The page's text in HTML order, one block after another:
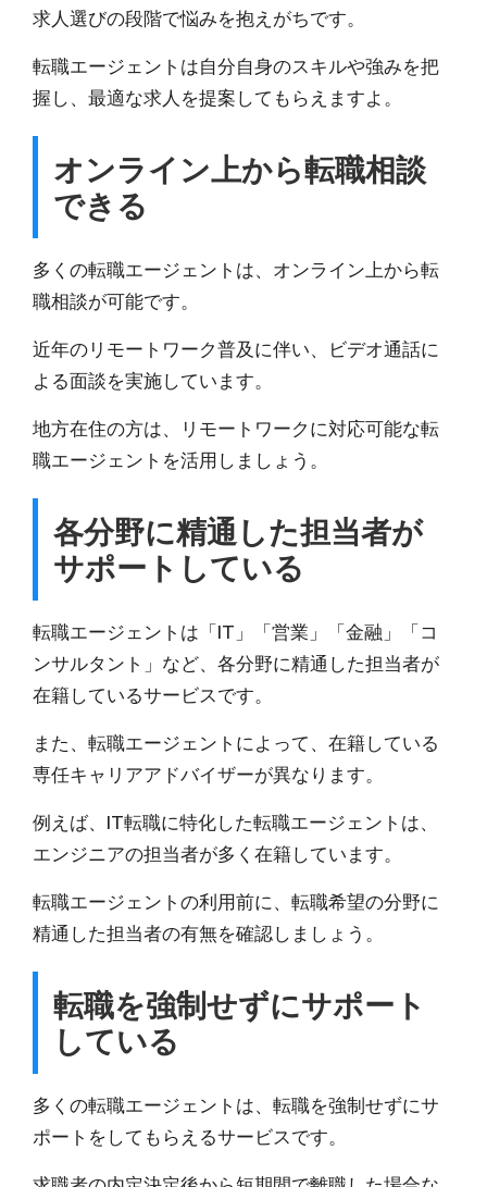
求人選びの段階で悩みを抱えがちです。
転職エージェントは自分自身のスキルや強みを把
握し、最適な求人を提案してもらえますよ。
オンライン上から転職相談
できる
多くの転職エージェントは、オンライン上から転
職相談が可能です。
近年のリモートワーク普及に伴い、
ビデオ通話に
よる面談を実施しています。
地方在住の方は、リモートワークに対応可能な転
職エージェントを活用しましょう。
各分野に精通した担当者が
サポートしている
転職エージェントは「IT」「営業」「金融」「コ
ンサルタント」など、各分野に精通した担当者が
在籍しているサービスです。
また、転職エージェントによって、在籍している
専任キャリアアドバイザーが異なります。
例えば、IT転職に特化した転職エージェントは、
エンジニアの担当者が多く在籍しています。
転職エージェントの利用前に、 転職希望の分野に
精通した担当者の有無を確認しましょう。
転職を強制せずにサポート
している
多くの転職エージェントは、転職を強制せずにサ
ポートをしてもらえるサービスです。